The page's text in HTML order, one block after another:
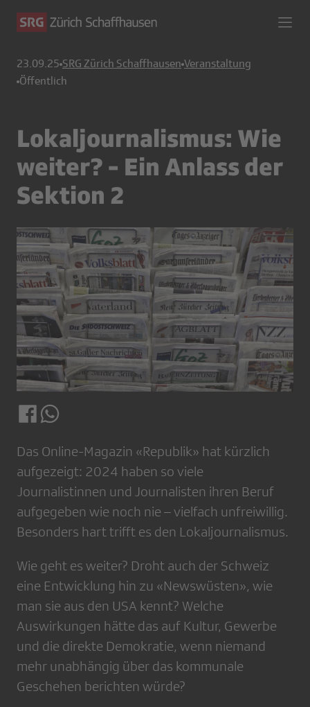
23.09.25 SRG Zürich Schaffhausen Veranstaltung
Öffentlich
Lokaljournalismus: Wie
weiter? - Ein Anlass der
Sektion 2
Das Online-Magazin «Republik» hat kürzlich
aufgezeigt: 2024 haben so viele
Journalistinnen und Journalisten ihren Beruf
aufgegeben wie noch nie – vielfach unfreiwillig.
Besonders hart trifft es den Lokaljournalismus.
Wie geht es weiter? Droht auch der Schweiz
eine Entwicklung hin zu «Newswüsten», wie
man sie aus den USA kennt? Welche
Auswirkungen hätte das auf Kultur, Gewerbe
und die direkte Demokratie, wenn niemand
mehr unabhängig über das kommunale
Geschehen berichten würde?